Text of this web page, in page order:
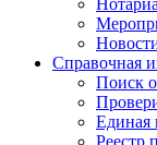
Справочная
Поиск
Единая